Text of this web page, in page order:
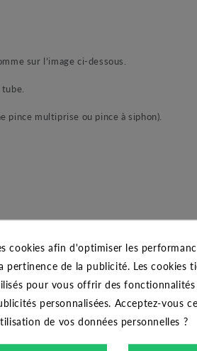
sur l’image ci-dessous.
pince multiprise ou pince à siphon).
cookies afin d'optimiser les
de la publicité. Les cookies
pour vous offrir des
personnalisées. Acceptez-vous
de vos données personnelles ?